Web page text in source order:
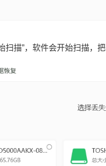
扫描”，软件会开始扫描，